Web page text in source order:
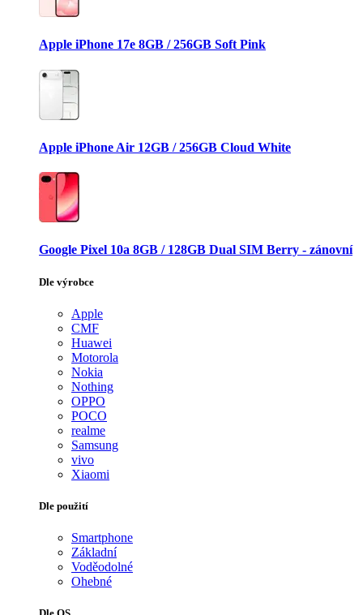
Apple iPhone 17e 8GB / 256GB Soft Pink
Apple iPhone Air 12GB / 256GB Cloud White
Google Pixel 10a 8GB / 128GB Dual SIM Berry - zánovní
Dle výrobce
Apple
CMF
Huawei
Motorola
Nokia
Nothing
OPPO
POCO
realme
Samsung
vivo
Xiaomi
Dle použití
Smartphone
Základní
Voděodolné
Ohebné